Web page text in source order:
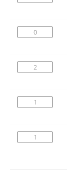
0
2
1
1